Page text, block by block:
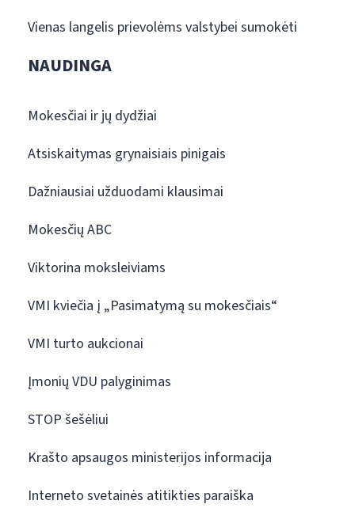
Vienas langelis prievolėms valstybei sumokėti
NAUDINGA
Mokesčiai ir jų dydžiai
Atsiskaitymas grynaisiais pinigais
Dažniausiai užduodami klausimai
Mokesčių ABC
Viktorina moksleiviams
VMI kviečia į „Pasimatymą su mokesčiais“
VMI turto aukcionai
Įmonių VDU palyginimas
STOP šešėliui
Krašto apsaugos ministerijos informacija
Interneto svetainės atitikties paraiška